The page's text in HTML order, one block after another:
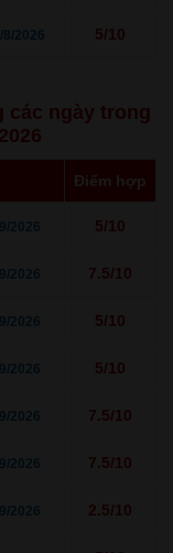
2026 5/10
các ngày trong
Điểm hợp
2026 5/10
2026 7.5/10
2026 5/10
2026 5/10
2026 7.5/10
2026 7.5/10
2026 2.5/10